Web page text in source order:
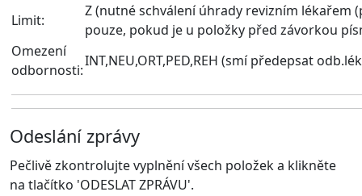
Limit:
Z(nutné schválení úhrady revizním lékařem
pouze, pokud je u položky před závorkou
Omezení
odbornosti:
INT,NEU,ORT,PED,REH (smí předepsat
Odeslání zprávy
Pečlivě zkontrolujte vyplnění všech položek a klikněte
na tlačítko 'ODESLAT ZPRÁVU'.